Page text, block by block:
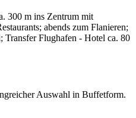
300 m ins Zentrum mit
abends zum Flanieren;
Flughafen - Hotel ca. 80
Auswahl in Buffetform.